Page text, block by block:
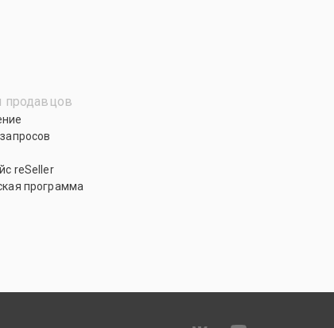
продавцов
reSeller
программа